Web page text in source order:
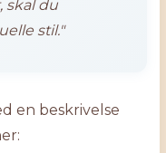
skal du
stil."
en beskrivelse